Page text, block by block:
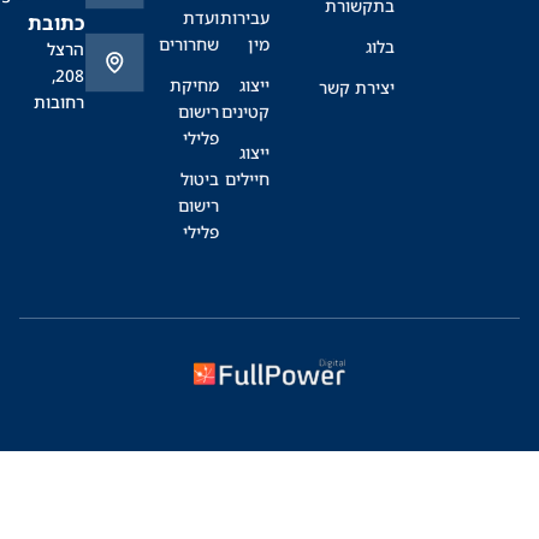
עבירות
ייצוג
ועדת
שחרורים
מחיקת
רישום
ביטול
הרצל